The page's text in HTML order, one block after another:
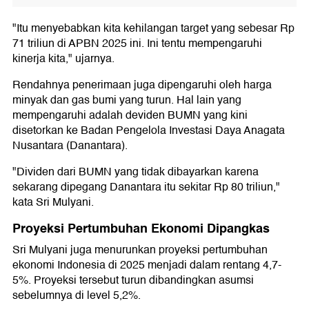
"Itu menyebabkan kita kehilangan target yang sebesar Rp
71 triliun di APBN 2025 ini. Ini tentu mempengaruhi
kinerja kita," ujarnya.
Rendahnya penerimaan juga dipengaruhi oleh harga
minyak dan gas bumi yang turun. Hal lain yang
mempengaruhi adalah deviden BUMN yang kini
disetorkan ke Badan Pengelola Investasi Daya Anagata
Nusantara (Danantara).
"Dividen dari BUMN yang tidak dibayarkan karena
sekarang dipegang Danantara itu sekitar Rp 80 triliun,"
kata Sri Mulyani.
Proyeksi Pertumbuhan Ekonomi Dipangkas
Sri Mulyani juga menurunkan proyeksi pertumbuhan
ekonomi Indonesia di 2025 menjadi dalam rentang 4,7-
5%. Proyeksi tersebut turun dibandingkan asumsi
sebelumnya di level 5,2%.